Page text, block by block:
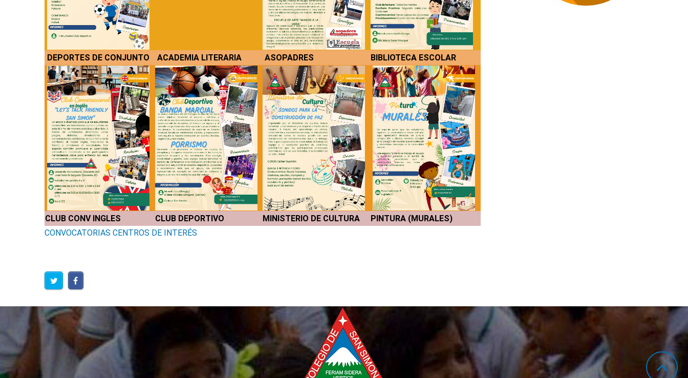
Directorio de Servidores
Públicos
Docentes y Coordinadores
Administrativos y Contratistas
Escala Salarial
DEPORTES DE CONJUNTO ACADEMIA LITERARIA ASOPADRES BIBLIOTECA ESCOLAR
CLUB CONV INGLES CLUB DEPORTIVO MINISTERIO DE CULTURA
PINTURA (MURALES)
CONVOCATORIAS CENTROS DE INTERÉS